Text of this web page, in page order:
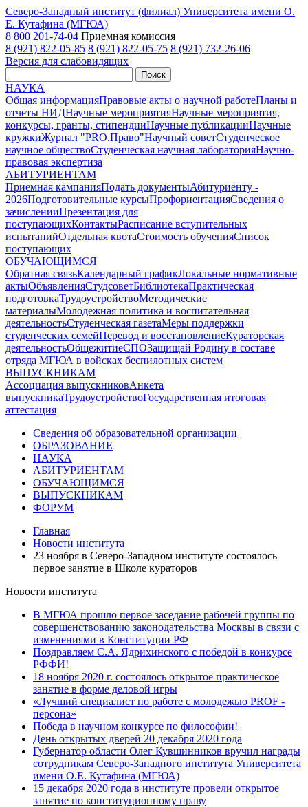
Северо-Западный институт (филиал) Университета имени О.
Е. Кутафина (МГЮА)
8 800 201-74-04 Приемная комиссия
8 (921) 822-05-85 8 (921) 822-05-75 8 (921) 732-26-06
Версия для слабовидящих
Поиск
НАУКА
Общая информацияПравовые акты о научной работеПланы и
отчеты НИДНаучные мероприятияНаучные мероприятия,
конкурсы, гранты, стипендииНаучные публикацииНаучные
кружкиЖурнал "PRO.Право"Научный советСтуденческое
научное обществоСтуденческая научная лабораторияНаучно-
правовая экспертиза
АБИТУРИЕНТАМ
Приемная кампанияПодать документыАбитуриенту -
2026Подготовительные курсыПрофориентацияСведения о
зачисленииПрезентация для
поступающихКонтактыРасписание вступительных
испытанийОтдельная квотаСтоимость обученияCписок
поступающих
ОБУЧАЮЩИМСЯ
Обратная связьКалендарный графикЛокальные нормативные
актыОбъявленияСтудсоветБиблиотекаПрактическая
подготовкаТрудоустройствоМетодические
материалыМолодежная политика и воспитательная
деятельностьСтуденческая газетаМеры поддержки
студенческих семейПеревод и восстановлениеКураторская
деятельностьОбщежитиеСПОЗащищай Родину в составе
отряда МГЮА в войсках беспилотных систем
ВЫПУСКНИКАМ
Ассоциация выпускниковАнкета
выпускникаТрудоустройствоГосударственная итоговая
аттестация
Сведения об образовательной организации
ОБРАЗОВАНИЕ
НАУКА
АБИТУРИЕНТАМ
ОБУЧАЮЩИМСЯ
ВЫПУСКНИКАМ
ФОРУМ
Главная
Новости института
23 ноября в Северо-Западном институте состоялось
первое занятие в Школе кураторов
Новости института
В МГЮА прошло первое заседание рабочей группы по
совершенствованию законодательства Москвы в связи с
изменениями в Конституции РФ
Поздравляем С.А. Ядрихинского с победой в конкурсе
РФФИ!
18 ноября 2020 г. состоялось открытое практическое
занятие в форме деловой игры
«Лучший специалист по работе с молодежью PROF -
персона»
Победа в научном конкурсе по философии!
День открытых дверей 20 декабря 2020 года
Губернатор области Олег Кувшинников вручил награды
сотрудникам Северо-Западного института Университета
имени О.Е. Кутафина (МГЮА)
15 декабря 2020 года в институте провели открытое
занятие по конституционному праву